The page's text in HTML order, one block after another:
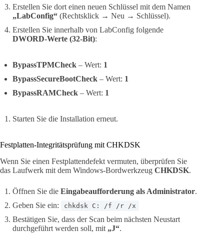
Erstellen Sie dort einen neuen Schlüssel mit dem Namen
„LabConfig“ (Rechtsklick → Neu → Schlüssel).
Erstellen Sie innerhalb von LabConfig folgende
DWORD-Werte (32-Bit):
BypassTPMCheck – Wert: 1
BypassSecureBootCheck – Wert: 1
BypassRAMCheck – Wert: 1
Starten Sie die Installation erneut.
Festplatten-Integritätsprüfung mit CHKDSK
Wenn Sie einen Festplattendefekt vermuten, überprüfen Sie
das Laufwerk mit dem Windows-Bordwerkzeug CHKDSK.
Öffnen Sie die Eingabeaufforderung als Administrator.
Geben Sie ein:
chkdsk C: /f /r /x
Bestätigen Sie, dass der Scan beim nächsten Neustart
durchgeführt werden soll, mit „J“.